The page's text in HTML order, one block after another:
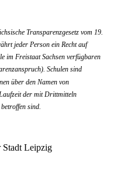
Transparenzgesetz vom 19.
jeder Person ein Recht auf
im Freistaat Sachsen verfügbaren
Schulen sind
über den Namen von
der mit Drittmitteln
sind.
Stadt Leipzig